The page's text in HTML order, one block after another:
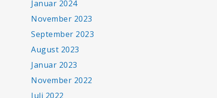
Januar 2024
November 2023
September 2023
August 2023
Januar 2023
November 2022
Juli 2022